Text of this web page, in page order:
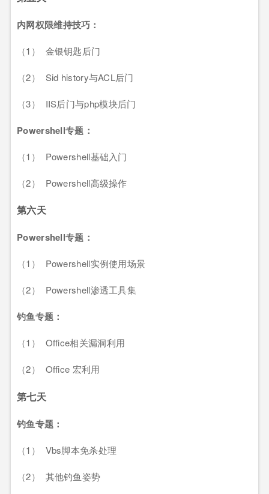
内网权限维持技巧：
（1） 金银钥匙后门
（2） Sid history与ACL后门
（3） IIS后门与php模块后门
Powershell专题：
（1） Powershell基础入门
（2） Powershell高级操作
第六天
Powershell专题：
（1） Powershell实例使用场景
（2） Powershell渗透工具集
钓鱼专题：
（1） Office相关漏洞利用
（2） Office 宏利用
第七天
钓鱼专题：
（1） Vbs脚本免杀处理
（2） 其他钓鱼姿势